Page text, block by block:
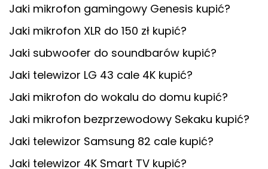
Jaki mikrofon gamingowy Genesis kupić?
Jaki mikrofon XLR do 150 zł kupić?
Jaki subwoofer do soundbarów kupić?
Jaki telewizor LG 43 cale 4K kupić?
Jaki mikrofon do wokalu do domu kupić?
Jaki mikrofon bezprzewodowy Sekaku kupić?
Jaki telewizor Samsung 82 cale kupić?
Jaki telewizor 4K Smart TV kupić?